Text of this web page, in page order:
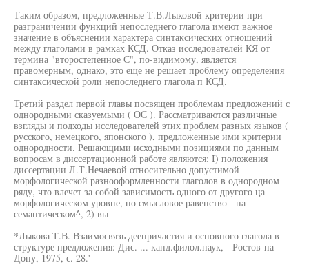
Таким образом, предложенные Т.В.Лыковой критерии при
разграничении функций непоследнего глагола имеют важное
значение в объяснении характера синтаксических отношений
между глаголами в рамках КСД. Отказ исследователей КЯ от
термина "второстепенное С", по-видимому, является
правомерным, однако, это еще не решает проблему определения
синтаксической роли непоследнего глагола п КСД.
Третий раздел первой главы посвящен проблемам предложений с
однородными сказуемыми ( ОС ). Рассматриваются различные
взгляды и подходы исследователей этих проблем разных языков (
русского, немецкого, японского ), предложенные ими критерии
однородности. Решающими исходными позициями по данным
вопросам в диссертационной работе являются: I) положения
диссертации Л.Т.Нечаевой относительно допустимой
морфологической разнооформленности глаголов в однородном
ряду, что влечет за собой зависимость одного от другого ца
морфологическом уровне, но смысловое равенство - на
семантическом^, 2) вы-
*Лыкова Т.В. Взаимосвязь деепричастия и основного глагола в
структуре предложения: Дис. ... канд.филол.наук, - Ростов-на-
Дону, 1975, с. 28.'